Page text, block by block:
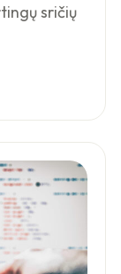
sričių